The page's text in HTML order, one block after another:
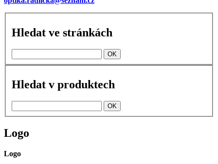
Hledat ve stránkách
Hledat v produktech
Logo
Logo